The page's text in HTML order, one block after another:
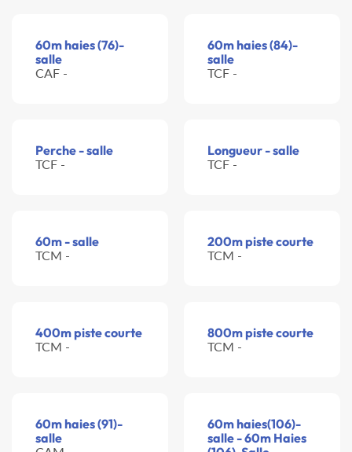
60m haies (76)-
salle
CAF -
60m haies (84)-
salle
TCF -
Perche - salle
TCF -
Longueur - salle
TCF -
60m - salle
TCM -
200m piste courte
TCM -
400m piste courte
TCM -
800m piste courte
TCM -
60m haies (91)-
salle
60m haies(106)-
salle - 60m Haies